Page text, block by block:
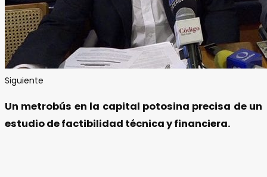
Siguiente
Un metrobús en la capital potosina precisa de un
estudio de factibilidad técnica y financiera.